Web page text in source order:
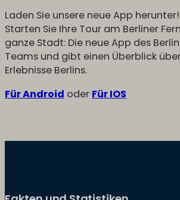
Laden Sie unsere neue App herunter!
Starten Sie Ihre Tour am Berliner
ganze Stadt: Die neue App des
Teams und gibt einen Überblick
Erlebnisse Berlins.
Für Android oder Für IOS